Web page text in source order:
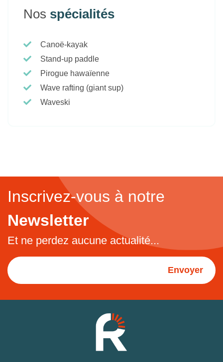
Nos spécialités
Canoë-kayak
Stand-up paddle
Pirogue hawaïenne
Wave rafting (giant sup)
Waveski
Inscrivez-vous à notre
Newsletter
Et ne perdez aucune actualité...
Envoyer